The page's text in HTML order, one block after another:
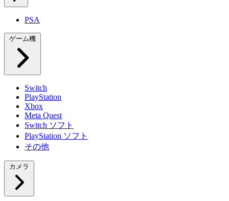
PSA
ゲーム機
Switch
PlayStation
Xbox
Meta Quest
Switch ソフト
PlayStation ソフト
その他
カメラ